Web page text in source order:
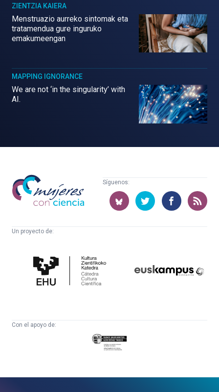
ZIENTZIA KAIERA
Menstruazio aurreko sintomak eta
tratamendua gure inguruko
emakumeengan
MAPPING IGNORANCE
We are not ‘in the singularity’ with
AI.
Mujeres
con
ciencia
Síguenos:
Un proyecto de:
Cultura
Científica
Con el apoyo de:
Eusko
Jaurlaritza